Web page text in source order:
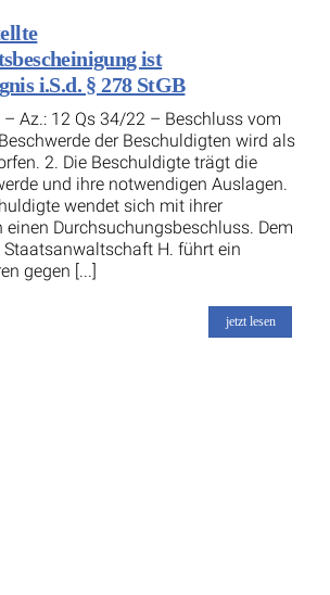
ist
i.S.d. § 278 StGB
– Az.: 12 Qs 34/22 – Beschluss vom
der Beschuldigten wird als
2. Die Beschuldigte trägt die
und ihre notwendigen Auslagen.
wendet sich mit ihrer
einen Durchsuchungsbeschluss. Dem
Staatsanwaltschaft H. führt ein
gegen [...]
jetzt lesen